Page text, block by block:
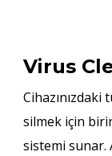
Virus
Cihazınızdaki
silmek için
sistemi sunar.